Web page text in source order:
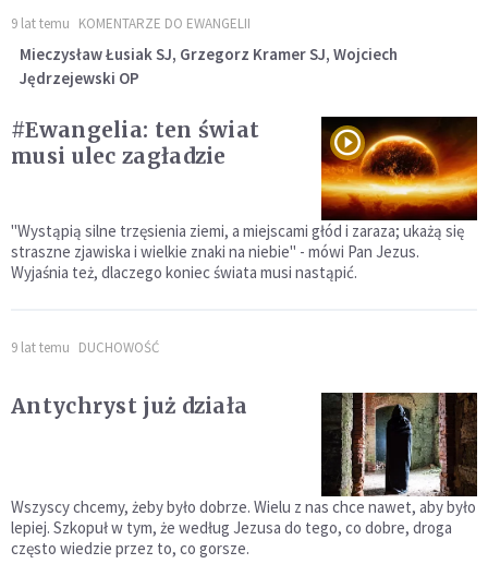
9 lat temu KOMENTARZE DO EWANGELII
Mieczysław Łusiak SJ, Grzegorz Kramer SJ, Wojciech
Jędrzejewski OP
#Ewangelia: ten świat
musi ulec zagładzie
"Wystąpią silne trzęsienia ziemi, a miejscami głód i zaraza; ukażą się
straszne zjawiska i wielkie znaki na niebie" - mówi Pan Jezus.
Wyjaśnia też, dlaczego koniec świata musi nastąpić.
9 lat temu DUCHOWOŚĆ
Antychryst już działa
Wszyscy chcemy, żeby było dobrze. Wielu z nas chce nawet, aby było
lepiej. Szkopuł w tym, że według Jezusa do tego, co dobre, droga
często wiedzie przez to, co gorsze.